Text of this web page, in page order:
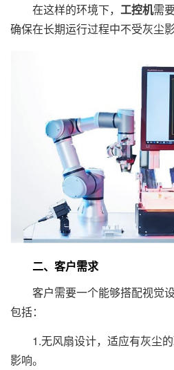
在这样的环境下， 工控机需
确保在长期运行过程中不受灰尘
二、客户需求
客户需要一个能够搭配视觉
包括：
1.无风扇设计，适应有灰尘的
影响。